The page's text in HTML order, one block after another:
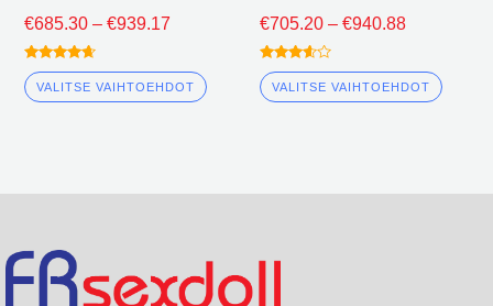
€685.30 – €939.17
Arvioitu
4.50
ulos 5
VALITSE VAIHTOEHDOT
€705.20 – €940.88
Arvioitu
3.50
ulos 5
VALITSE VAIHTOEHDOT